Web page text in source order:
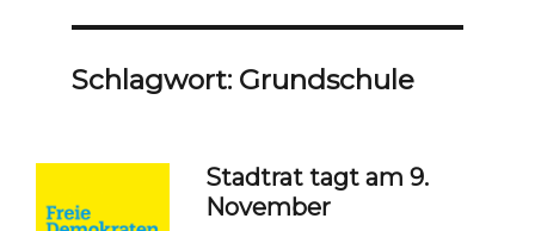
Schlagwort: Grundschule
Stadtrat tagt am 9.
November